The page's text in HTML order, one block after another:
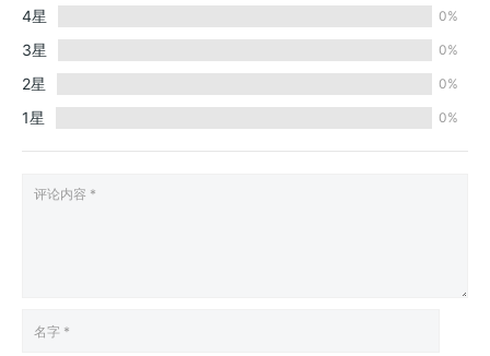
4星 0%
3星 0%
2星 0%
1星 0%